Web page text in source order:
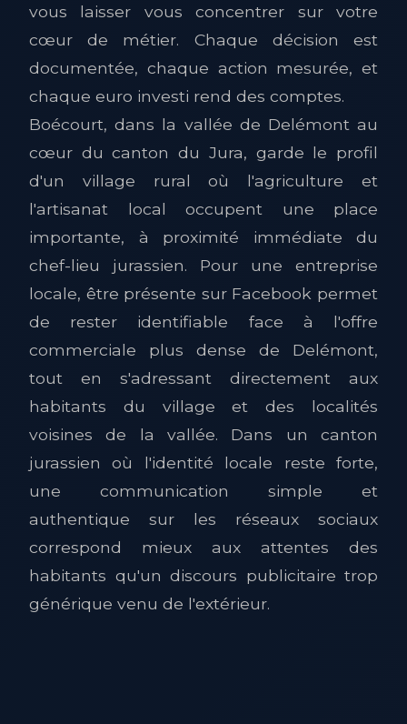
vous laisser vous concentrer sur votre
cœur de métier. Chaque décision est
documentée, chaque action mesurée, et
chaque euro investi rend des comptes.
Boécourt, dans la vallée de Delémont au
cœur du canton du Jura, garde le profil
d'un village rural où l'agriculture et
l'artisanat local occupent une place
importante, à proximité immédiate du
chef-lieu jurassien. Pour une entreprise
locale, être présente sur Facebook permet
de rester identifiable face à l'offre
commerciale plus dense de Delémont,
tout en s'adressant directement aux
habitants du village et des localités
voisines de la vallée. Dans un canton
jurassien où l'identité locale reste forte,
une communication simple et
authentique sur les réseaux sociaux
correspond mieux aux attentes des
habitants qu'un discours publicitaire trop
générique venu de l'extérieur.